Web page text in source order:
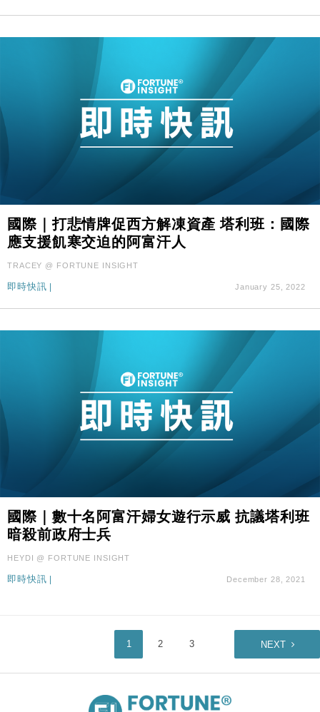
國際｜打悲情牌促西方解凍資產 塔利班：國際
應支援飢寒交迫的阿富汗人
TRACEY @ FORTUNE INSIGHT
即時快訊 | January 25, 2022
國際｜數十名阿富汗婦女遊行示威 抗議塔利班
暗殺前政府士兵
HEYDI @ FORTUNE INSIGHT
即時快訊 | December 28, 2021
1 2 3 NEXT